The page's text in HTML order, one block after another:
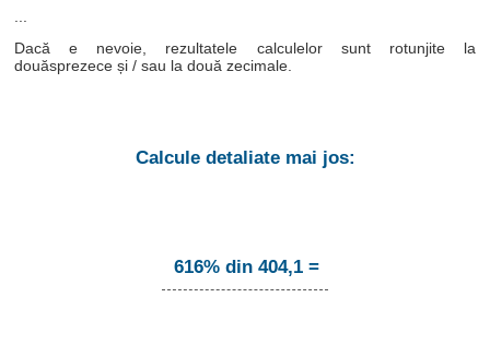
Dacă e nevoie, rezultatele calculelor sunt rotunjite la
douăsprezece și / sau la două zecimale.
Calcule detaliate mai jos:
616% din 404,1 =